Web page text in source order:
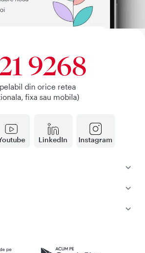
LinkedIn Instagram
9268
din orice retea
fixa sau mobila)